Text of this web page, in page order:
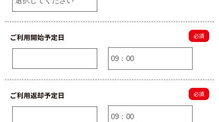
ご利用開始予定日
ご利用返却予定日